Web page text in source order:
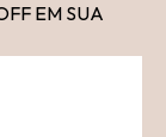
EM SUA